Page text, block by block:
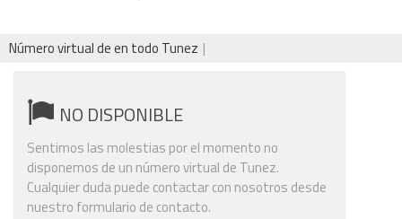
Número virtual de en todo Tunez
NO DISPONIBLE
Sentimos las molestias por el momento no
disponemos de un número virtual de Tunez.
Cualquier duda puede contactar con nosotros desde
nuestro formulario de contacto.